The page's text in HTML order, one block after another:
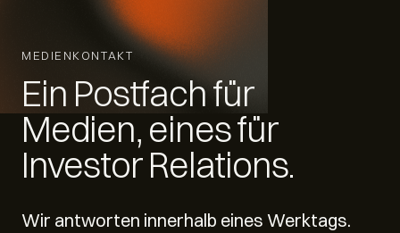
MEDIENKONTAKT
Ein Postfach für
Medien, eines für
Investor Relations.
Wir antworten innerhalb eines Werktags.